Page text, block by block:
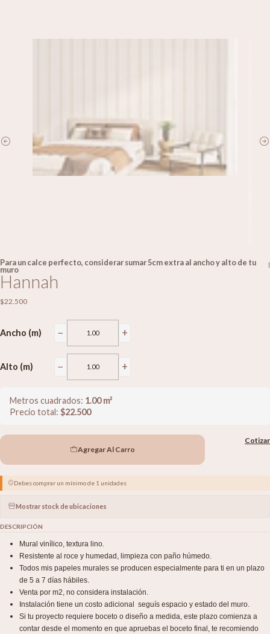
Para un calce perfecto, considerar sumar 5cm extra al ancho y alto de tu
muro
|
Hannah
$22.500
Ancho (m) − +
Alto (m) − +
Metros cuadrados: 1.00m²
Precio total: $22.500
Agregar Al Carro
Cotizar
Debes comprar un mínimo de 1 unidades
Mostrar stock de ubicaciones
DESCRIPCIÓN
Mural vinílico, textura lino.
Resistente al roce y humedad, limpieza con paño húmedo.
Todos mis papeles murales se producen especialmente para ti en un plazo
de 5 a 7 días hábiles.
Venta por m2, no considera instalación.
Instalación tiene un costo adicional seguís espacio y estado del muro.
Si tu proyecto requiere boceto o diseño a medida, este plazo comienza a
contar desde el momento en que apruebas el boceto final, te recomiendo